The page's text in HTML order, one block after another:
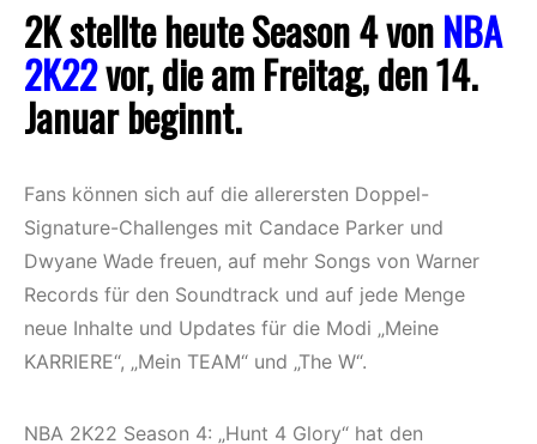
2K stellte heute Season 4 vonNBA
2K22vor, die am Freitag, den 14.
Januar beginnt.
Fans können sich auf die allerersten Doppel-
Signature-Challenges mit Candace Parker und
Dwyane Wade freuen, auf mehr Songs von Warner
Records für den Soundtrack und auf jede Menge
neue Inhalte und Updates für die Modi „Meine
KARRIERE“, „Mein TEAM“ und „The W“.
NBA 2K22 Season 4: „Hunt 4 Glory“ hat den